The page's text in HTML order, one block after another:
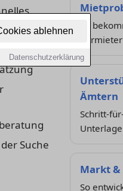
ablehnen
Datenschutzerklärung
Suche
So
Ämtern
Schritt-
Markt &
So